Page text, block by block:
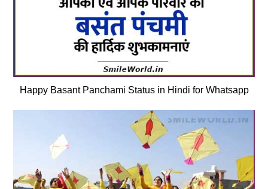
Happy Basant Panchami Status in Hindi for Whatsapp